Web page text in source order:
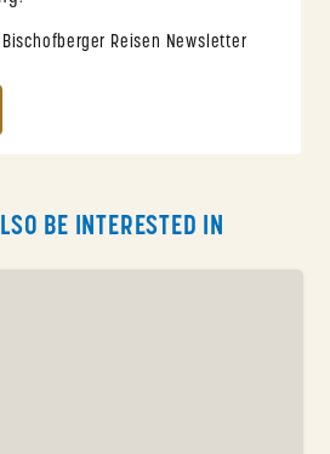
Reisen Newsletter
BE INTERESTED IN